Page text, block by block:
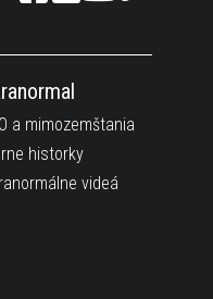
a mimozemštania
historky
videá